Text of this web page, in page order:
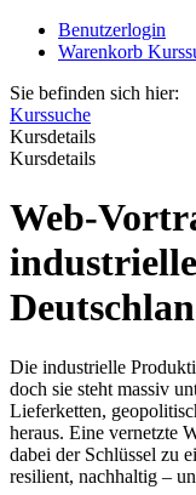
Benutzerlogin
Warenkorb
Sie befinden sich hier:
Kurssuche
Kursdetails
Kursdetails
Web-
Die industrielle
doch sie steht massiv
Lieferketten,
heraus. Eine vernetzte
dabei der Schlüssel zu
resilient, nachhaltig –